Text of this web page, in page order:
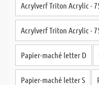
Acrylverf Triton Acrylic -
Acrylverf Triton Acrylic -
Papier-maché letter D
Papier-maché letter S